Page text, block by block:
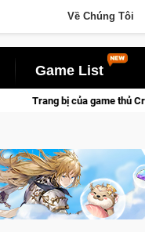
Về Chúng Tôi
Game List
game thủ Crossfire sẽ lộng